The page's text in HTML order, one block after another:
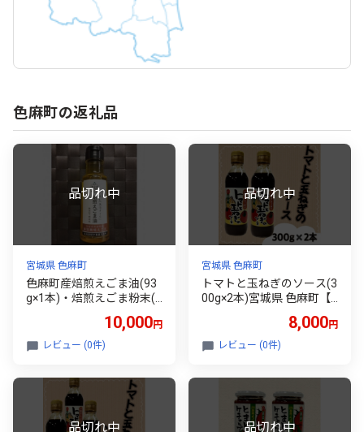
色麻町の返礼品
宮城県 色麻町
色麻町産焙煎えごま油(93
g×1本)・焙煎えごま粉末(1
10,000円
レビュー (0件)
宮城県 色麻町
トマトと玉ねぎのソース(3
00g×2本)宮城県 色麻町【1
8,000円
レビュー (0件)